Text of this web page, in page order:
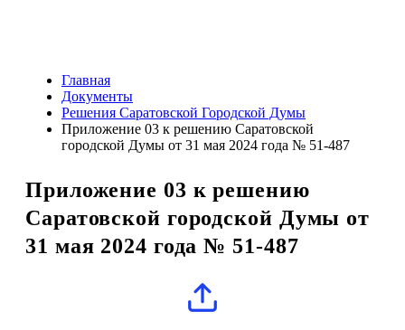
Главная
Документы
Решения Саратовской Городской Думы
Приложение 03 к решению Саратовской
городской Думы от 31 мая 2024 года № 51-487
Приложение 03 к решению
Саратовской городской Думы от
31 мая 2024 года № 51-487